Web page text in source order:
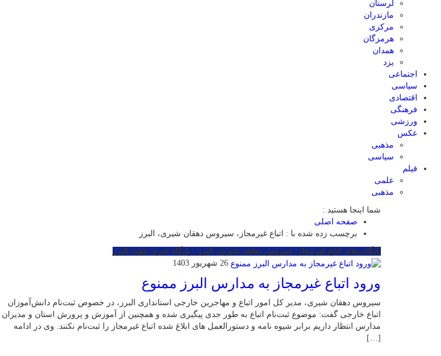
لرستان
مازندران
مرکزی
هرمزگان
همدان
یزد
اجتماعی
سیاسی
اقتصادی
فرهنگی
ورزشی
عکس
مذهبی
سیاسی
فیلم
علمی
مذهبی
شما اینجا هستید :
صفحه اصلی
برچسب زده شده با : اتباع غیرمجاز، سیروس دهقان شیری، البرز
بایگانی‌های اتباع غیرمجاز، سیروس دهقان شیری، البرز - پایگاه خبری جهان البرز
26 شهریور 1403
ورود اتباع غیرمجاز به مدارس البرز ممنوع
سیروس دهقان شیری، مدیر کل امور اتباع و مهاجرین خارجی استانداری البرز، در خصوص ثبت‌نام دانش‌آموزان
اتباع خارجی گفت: موضوع ثبت‌نام اتباع به طور جدی پیگیری شده و همچنین از آموزش و پرورش استان و مدیران
مدارس انتظار داریم برابر شیوه نامه و دستورالعمل های ابلاغ شده اتباع غیرمجاز را ثبت‌نام نکنند. وی در ادامه
[…]